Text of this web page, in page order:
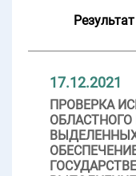
17.12.2021
ПРОВЕРКА